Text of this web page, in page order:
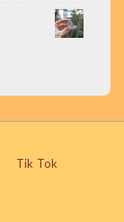
Tik Tok